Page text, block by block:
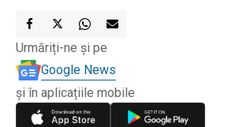
Urmăriți-ne și pe
Google News
și în aplicațiile mobile